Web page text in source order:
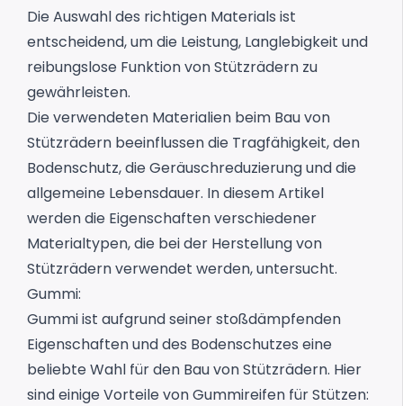
Die Auswahl des richtigen Materials ist
entscheidend, um die Leistung, Langlebigkeit und
reibungslose Funktion von Stützrädern zu
gewährleisten.
Die verwendeten Materialien beim Bau von
Stützrädern beeinflussen die Tragfähigkeit, den
Bodenschutz, die Geräuschreduzierung und die
allgemeine Lebensdauer. In diesem Artikel
werden die Eigenschaften verschiedener
Materialtypen, die bei der Herstellung von
Stützrädern verwendet werden, untersucht.
Gummi:
Gummi ist aufgrund seiner stoßdämpfenden
Eigenschaften und des Bodenschutzes eine
beliebte Wahl für den Bau von Stützrädern. Hier
sind einige Vorteile vonGummireifen für Stützen: